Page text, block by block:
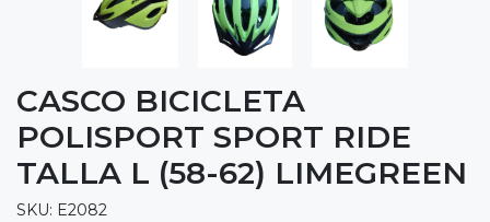
CASCO BICICLETA
POLISPORT SPORT RIDE
TALLA L (58-62) LIMEGREEN
SKU: E2082